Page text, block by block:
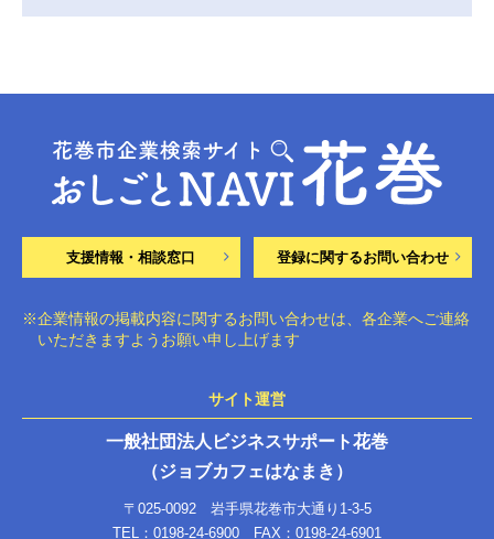
支援情報・相談窓口 登録に関するお問い合わせ
※企業情報の掲載内容に関するお問い合わせは、各企業へご連絡
いただきますようお願い申し上げます
サイト運営
一般社団法人ビジネスサポート花巻
（ジョブカフェはなまき）
〒025-0092 岩手県花巻市大通り1-3-5
TEL：0198-24-6900 FAX：0198-24-6901